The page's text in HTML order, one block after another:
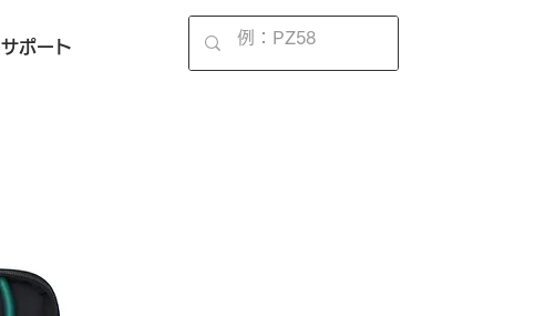
サポート